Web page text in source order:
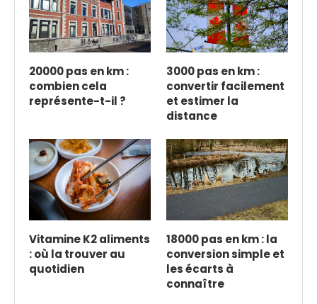
20000 pas en km :
combien cela
représente-t-il ?
3000 pas en km :
convertir facilement
et estimer la
distance
Vitamine K2 aliments
: où la trouver au
quotidien
18000 pas en km : la
conversion simple et
les écarts à
connaître